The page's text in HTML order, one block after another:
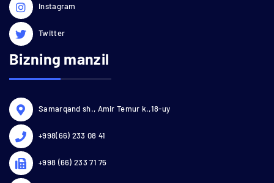
Instagram
Twitter
Bizning manzil
Samarqand sh., Amir Temur k.,18-uy
+998(66) 233 08 41
+998 (66) 233 71 75